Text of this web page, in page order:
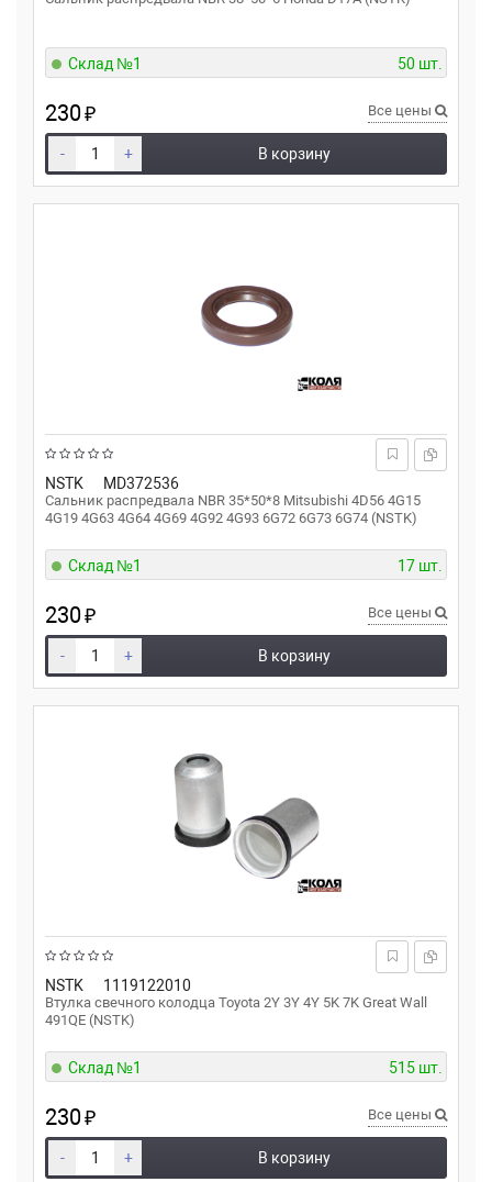
Склад №1 50 шт.
230₽ Все цены
- + В корзину
NSTK MD372536
Сальник распредвала NBR 35*50*8 Mitsubishi 4D56 4G15
4G19 4G63 4G64 4G69 4G92 4G93 6G72 6G73 6G74 (NSTK)
Склад №1 17 шт.
230₽ Все цены
- + В корзину
NSTK 1119122010
Втулка свечного колодца Toyota 2Y 3Y 4Y 5K 7K Great Wall
491QE (NSTK)
Склад №1 515 шт.
230₽ Все цены
- + В корзину